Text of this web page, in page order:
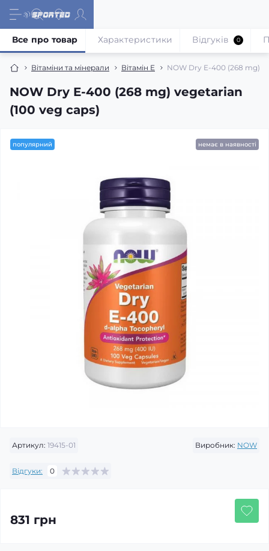
Вітаміни та мінерали Вітамін Е NOW Dry E-400 (268 mg)
NOW Dry E-400 (268 mg) vegetarian
(100 veg caps)
Все про товар Характеристики Відгуків 0
популярний немає в наявності
Артикул: 19415-01 Виробник: NOW
Відгуки: 0
831 грн